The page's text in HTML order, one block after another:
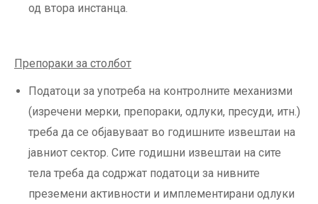
од втора инстанца.
Препораки за столбот
Податоци за употреба на контролните механизми
(изречени мерки, препораки, одлуки, пресуди, итн.)
треба да се објавуваат во годишните извештаи на
јавниот сектор. Сите годишни извештаи на сите
тела треба да содржат податоци за нивните
преземени активности и имплементирани одлуки